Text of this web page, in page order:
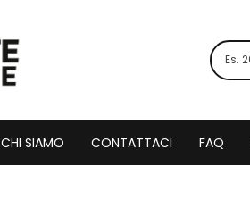
CHI SIAMO CONTATTACI FAQ